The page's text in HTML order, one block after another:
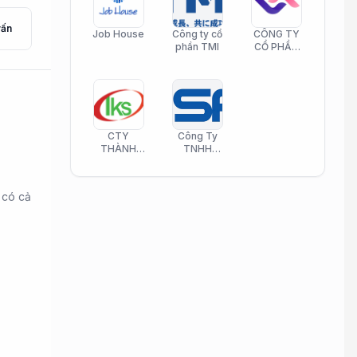
cả
Job House
Công ty cổ
phần TMI
CÔNG TY
CỔ PHẦN
CTY
THÀNH
PHAMATECH
Công Ty
TNHH
Phần Mềm